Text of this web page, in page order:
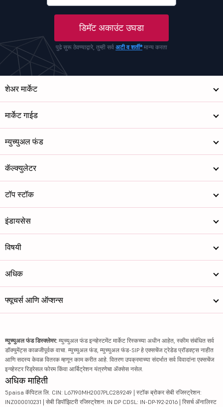
डिमॅट अकाउंट उघडा
पुढे सुरू ठेवण्याद्वारे, तुम्ही सर्व अटी व शर्ती*मान्य करता
शेअर मार्केट
मार्केट गाईड
म्युच्युअल फंड
कॅल्क्युलेटर
टॉप स्टॉक
इंडायसेस
विषयी
अधिक
फ्यूचर्स आणि ऑप्शन्स
म्युच्युअल फंड डिस्क्लेमर: म्युच्युअल फंड इन्व्हेस्टमेंट मार्केट रिस्कच्या अधीन आहेत, स्कीम संबंधित सर्व
डॉक्युमेंट्स काळजीपूर्वक वाचा. म्युच्युअल फंड, म्युच्युअल फंड-SIP हे एक्सचेंज ट्रेडेड प्रॉडक्ट्स नाहीत
आणि सदस्य केवळ वितरक म्हणून काम करीत आहे. वितरण उपक्रमाच्या संदर्भात सर्व विवादांना एक्सचेंज
इन्व्हेस्टर रिड्रेसल फोरम किंवा आर्बिट्रेशन यंत्रणेचा ॲक्सेस नसेल.
अधिक माहिती
5paisa कॅपिटल लि. CIN: L67190MH2007PLC289249 | स्टॉक ब्रोकर सेबी रजिस्ट्रेशन:
INZ000010231 | सेबी डिपॉझिटरी रजिस्ट्रेशन: IN DP CDSL: IN-DP-192-2016 | रिसर्च ॲनालिस्ट